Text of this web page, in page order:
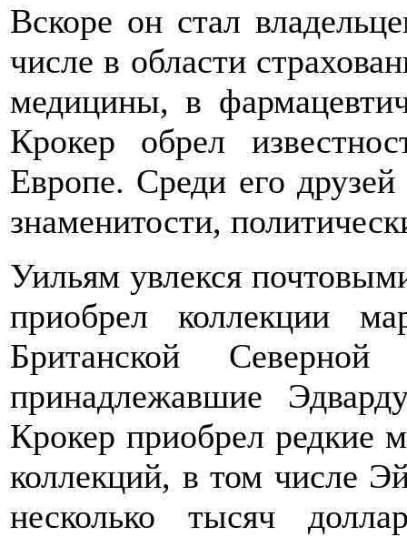
Вскоре он стал
числе в области
медицины, в
Крокер обрел
Европе. Среди его
знаменитости,
Уильям увлекся
приобрел коллекции
Британской
принадлежавшие
Крокер приобрел редкие
коллекций, в том числе
несколько тысяч